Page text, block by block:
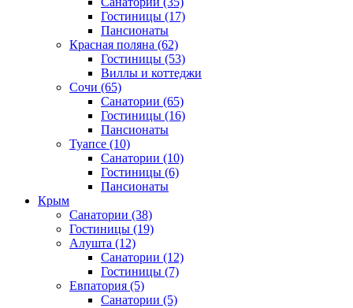
Гостиницы (17)
Пансионаты
Красная поляна (62)
Гостиницы (53)
Виллы и коттеджи
Сочи (65)
Санатории (65)
Гостиницы (16)
Пансионаты
Туапсе (10)
Санатории (10)
Гостиницы (6)
Пансионаты
Крым
Санатории (38)
Гостиницы (19)
Алушта (12)
Санатории (12)
Гостиницы (7)
Евпатория (5)
Санатории (5)